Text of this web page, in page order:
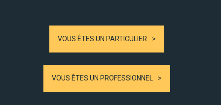
VOUS ÊTES UN PARTICULIER
VOUS ÊTES UN PROFESSIONNEL